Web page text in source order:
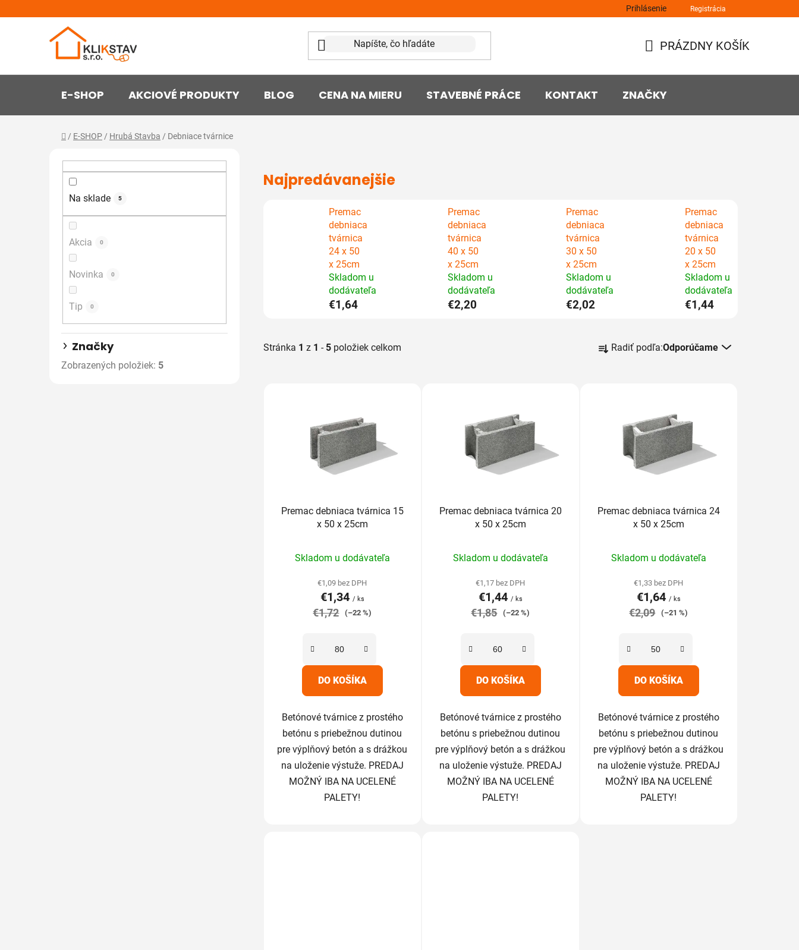
na
Prihlásenie Registrácia
KOŠÍK
PRÁZDNY KOŠÍK
E-SHOP AKCIOVÉ PRODUKTY BLOG CENA NA MIERU STAVEBNÉ PRÁCE KONTAKT ZNAČKY
Domov
/ E-SHOP / Hrubá Stavba / Debniace tvárnice
Na sklade 5
Akcia 0
Novinka 0
Tip 0
Značky
Zobrazených položiek: 5
Najpredávanejšie
Premac
debniaca
tvárnica
24 x 50
x 25cm
Skladom u
dodávateľa
€1,64
Premac
debniaca
tvárnica
40 x 50
x 25cm
Skladom u
dodávateľa
€2,20
Premac
debniaca
tvárnica
30 x 50
x 25cm
Skladom u
dodávateľa
€2,02
Premac
debniaca
tvárnica
20 x 50
x 25cm
Skladom u
dodávateľa
€1,44
Stránka 1 z 1 - 5 položiek celkom a
u
Radiť podľa:Odporúčame
Premac debniaca tvárnica 15
x 50 x 25cm
hodnotenie
produktu
je
5,0
5
Skladom u dodávateľa
€1,09 bez DPH
€1,34 / ks
€1,72 (–22 %)
DO KOŠÍKA
Betónové tvárnice z prostého
betónu s priebežnou dutinou
pre výplňový betón a s drážkou
na uloženie výstuže. PREDAJ
MOŽNÝ IBA NA UCELENÉ
PALETY!
Premac debniaca tvárnica 20
x 50 x 25cm
hodnotenie
produktu
je
5,0
5
Skladom u dodávateľa
€1,17 bez DPH
€1,44 / ks
€1,85 (–22 %)
DO KOŠÍKA
Betónové tvárnice z prostého
betónu s priebežnou dutinou
pre výplňový betón a s drážkou
na uloženie výstuže. PREDAJ
MOŽNÝ IBA NA UCELENÉ
PALETY!
Premac debniaca tvárnica 24
x 50 x 25cm
hodnotenie
produktu
je
5,0
5
Skladom u dodávateľa
€1,33 bez DPH
€1,64 / ks
€2,09 (–21 %)
DO KOŠÍKA
Betónové tvárnice z prostého
betónu s priebežnou dutinou
pre výplňový betón a s drážkou
na uloženie výstuže. PREDAJ
MOŽNÝ IBA NA UCELENÉ
PALETY!